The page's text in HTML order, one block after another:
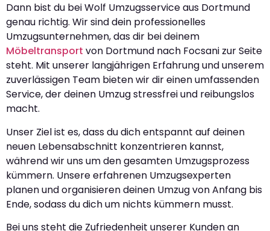
Dann bist du bei Wolf Umzugsservice aus Dortmund
genau richtig. Wir sind dein professionelles
Umzugsunternehmen, das dir bei deinem
Möbeltransport von Dortmund nach Focsani zur Seite
steht. Mit unserer langjährigen Erfahrung und unserem
zuverlässigen Team bieten wir dir einen umfassenden
Service, der deinen Umzug stressfrei und reibungslos
macht.
Unser Ziel ist es, dass du dich entspannt auf deinen
neuen Lebensabschnitt konzentrieren kannst,
während wir uns um den gesamten Umzugsprozess
kümmern. Unsere erfahrenen Umzugsexperten
planen und organisieren deinen Umzug von Anfang bis
Ende, sodass du dich um nichts kümmern musst.
Bei uns steht die Zufriedenheit unserer Kunden an